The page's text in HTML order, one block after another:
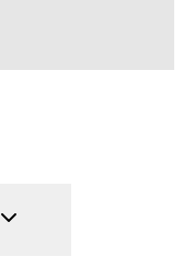
PRZEŁĄCZ